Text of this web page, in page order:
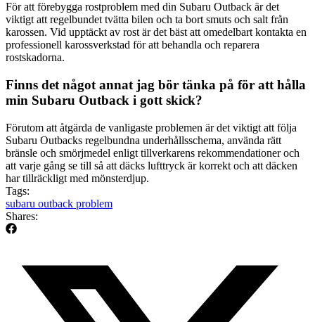
För att förebygga rostproblem med din Subaru Outback är det
viktigt att regelbundet tvätta bilen och ta bort smuts och salt från
karossen. Vid upptäckt av rost är det bäst att omedelbart kontakta en
professionell karossverkstad för att behandla och reparera
rostskadorna.
Finns det något annat jag bör tänka på för att hålla
min Subaru Outback i gott skick?
Förutom att åtgärda de vanligaste problemen är det viktigt att följa
Subaru Outbacks regelbundna underhållsschema, använda rätt
bränsle och smörjmedel enligt tillverkarens rekommendationer och
att varje gång se till så att däcks lufttryck är korrekt och att däcken
har tillräckligt med mönsterdjup.
Tags:
subaru outback problem
Shares: